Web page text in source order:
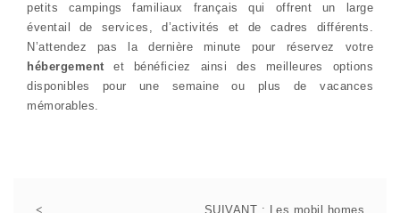
petits campings familiaux français qui offrent un large
éventail de services, d’activités et de cadres différents.
N’attendez pas la dernière minute pour réservez votre
hébergement et bénéficiez ainsi des meilleures options
disponibles pour une semaine ou plus de vacances
mémorables.
SUIVANT : Les mobil homes